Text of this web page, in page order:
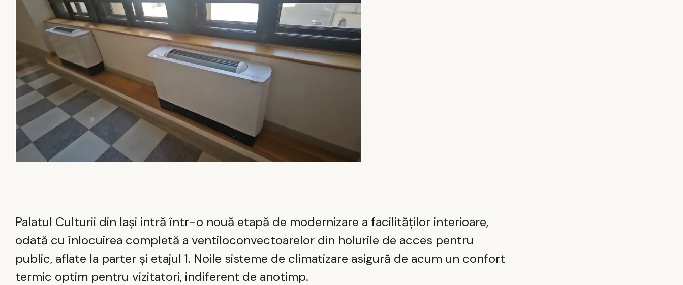
Palatul Culturii din Iași intră într-o nouă etapă de modernizare a facilităților interioare,
odată cu înlocuirea completă a ventiloconvectoarelor din holurile de acces pentru
public, aflate la parter și etajul 1. Noile sisteme de climatizare asigură de acum un confort
termic optim pentru vizitatori, indiferent de anotimp.